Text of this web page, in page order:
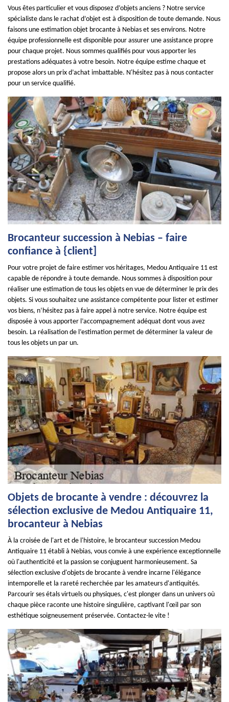
Vous êtes particulier et vous disposez d’objets anciens ? Notre service
spécialiste dans le rachat d’objet est à disposition de toute demande. Nous
faisons une estimation objet brocante à Nebias et ses environs. Notre
équipe professionnelle est disponible pour assurer une assistance propre
pour chaque projet. Nous sommes qualifiés pour vous apporter les
prestations adéquates à votre besoin. Notre équipe estime chaque et
propose alors un prix d’achat imbattable. N'hésitez pas à nous contacter
pour un service qualifié.
Brocanteur succession à Nebias – faire
confiance à {client]
Pour votre projet de faire estimer vos héritages, Medou Antiquaire 11 est
capable de répondre à toute demande. Nous sommes à disposition pour
réaliser une estimation de tous les objets en vue de déterminer le prix des
objets. Si vous souhaitez une assistance compétente pour lister et estimer
vos biens, n’hésitez pas à faire appel à notre service. Notre équipe est
disposée à vous apporter l’accompagnement adéquat dont vous avez
besoin. La réalisation de l’estimation permet de déterminer la valeur de
tous les objets un par un.
Objets de brocante à vendre : découvrez la
sélection exclusive de Medou Antiquaire 11,
brocanteur à Nebias
À la croisée de l'art et de l'histoire, le brocanteur succession Medou
Antiquaire 11 établi à Nebias, vous convie à une expérience exceptionnelle
où l'authenticité et la passion se conjuguent harmonieusement. Sa
sélection exclusive d'objets de brocante à vendre incarne l'élégance
intemporelle et la rareté recherchée par les amateurs d'antiquités.
Parcourir ses étals virtuels ou physiques, c'est plonger dans un univers où
chaque pièce raconte une histoire singulière, captivant l'œil par son
esthétique soigneusement préservée. Contactez-le vite !